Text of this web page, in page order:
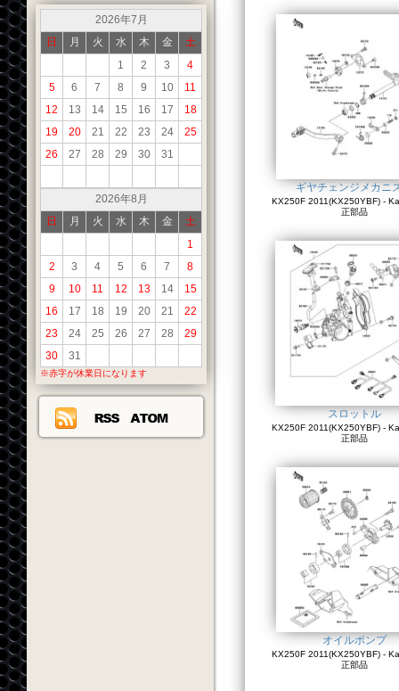
2026年7月
日
月 火 水 木 金
土
1
2 3
4
5
6 7 8 9 10
11
12
13 14 15 16 17
18
19
20 21 22 23 24
25
26
27 28 29 30 31
2026年8月
日
月 火 水 木 金
土
1
2
3 4 5 6 7
8
9
10 11 12 13 14
15
16
17 18 19 20 21
22
23
24 25 26 27 28
29
30
31
※赤字が休業日になります
ギヤチェンジメカニ
KX250F 2011(KX250YBF) -
正部品
スロットル
KX250F 2011(KX250YBF) -
正部品
オイルポンプ
KX250F 2011(KX250YBF) -
正部品